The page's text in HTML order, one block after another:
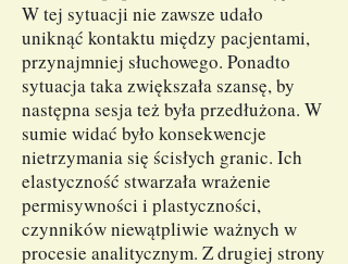
W tej sytuacji nie zawsze udało
uniknąć kontaktu między pacjentami,
przynajmniej słuchowego. Ponadto
sytuacja taka zwiększała szansę, by
następna sesja też była przedłużona. W
sumie widać było konsekwencje
nietrzymania się ścisłych granic. Ich
elastyczność stwarzała wrażenie
permisywności i plastyczności,
czynników niewątpliwie ważnych w
procesie analitycznym. Z drugiej strony